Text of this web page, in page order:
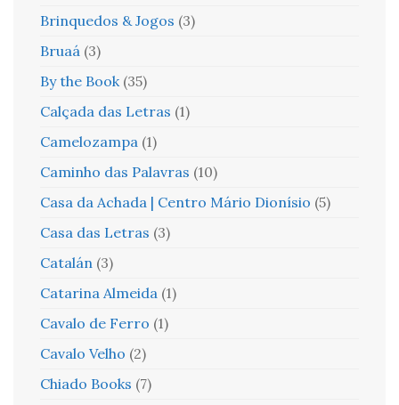
Brinquedos & Jogos (3)
Bruaá (3)
By the Book (35)
Calçada das Letras (1)
Camelozampa (1)
Caminho das Palavras (10)
Casa da Achada | Centro Mário Dionísio (5)
Casa das Letras (3)
Catalán (3)
Catarina Almeida (1)
Cavalo de Ferro (1)
Cavalo Velho (2)
Chiado Books (7)